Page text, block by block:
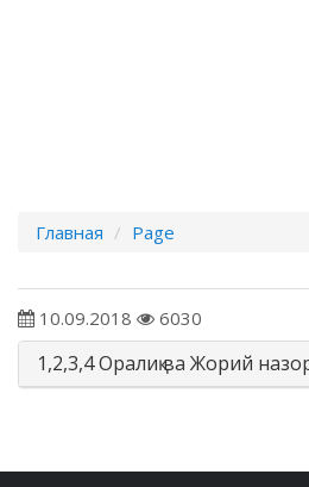
Главная Page
10.09.2018 6030
1,2,3,4 Оралиқ ва Жорий